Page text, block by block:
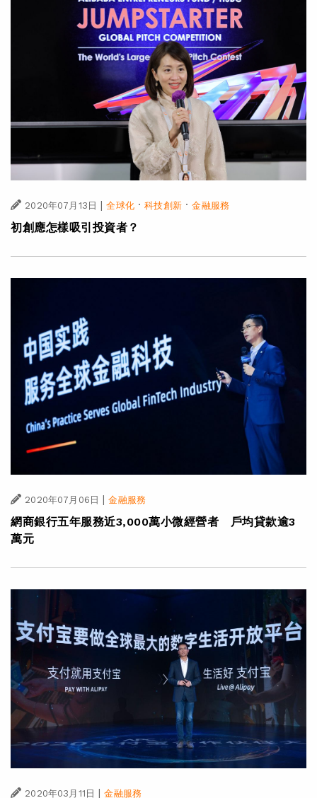
2020年07月13日 | 全球化·科技創新·金融服務
初創應怎樣吸引投資者？
2020年07月06日 | 金融服務
網商銀行五年服務近3,000萬小微經營者 戶均貸款逾3
萬元
2020年03月11日 | 金融服務